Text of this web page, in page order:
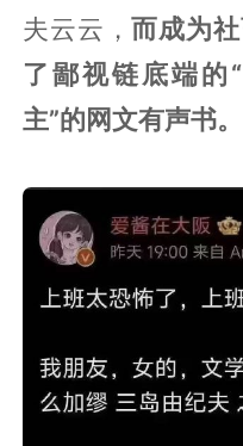
夫云云，而成为
了鄙视链底端的
主”的网文有声书。